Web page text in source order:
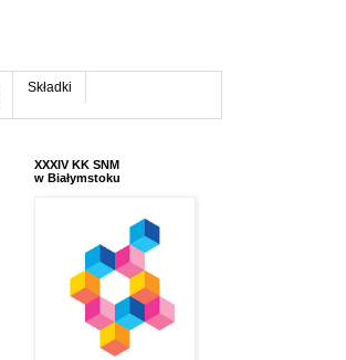
Składki
XXXIV KK SNM
w Białymstoku